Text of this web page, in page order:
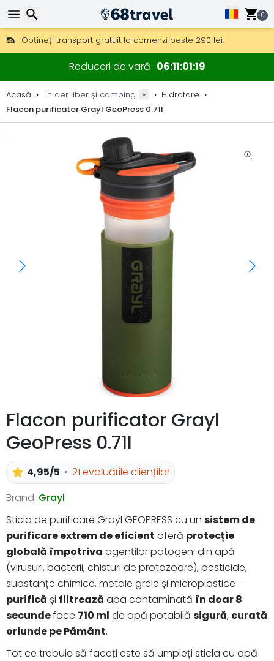
0
Obțineți transport gratuit la comenzi peste 290 lei.
DHL Express peste noapte, de asemenea, disponibil.
30 zile pentru retur, 90 zile pentru hărți din lemn și decorațiuni.
Reduceri de vară 06110119
Acasă În aer liber și camping
Hidratare
Flacon purificator Grayl GeoPress 0.71l
Flacon purificator Grayl
GeoPress 0.71l
4,95/5
21 evaluările clienților
Brand: Grayl
Sticla de purificare Grayl GEOPRESS cu un sistem de
purificare extrem de eficient oferă protecție
globală împotriva agenților patogeni din apă
(virusuri, bacterii, chisturi de protozoare), pesticide,
substanțe chimice, metale grele și microplastice -
purifică și filtrează apa contaminată în doar 8
secundeface 710 ml de apă potabilă sigură, curată
oriunde pe Pământ.
Tot ce trebuie să faceți este să umpleți sticla cu apă
Căutare
Căutare